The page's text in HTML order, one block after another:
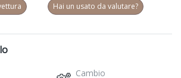
Hai un usato da valutare?
Cambio